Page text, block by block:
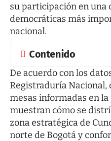
su participación en una
democráticas más
nacional.
Contenido
De acuerdo con los
Registraduría Nacional,
mesas informadas en
muestran cómo se
zona estratégica de
norte de Bogotá y